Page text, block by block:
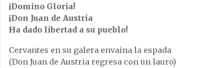
¡Domino Gloria!
¡Don Juan de Austria
Ha dado libertad a su pueblo!
Cervantes en su galera envaina la espada
(Don Juan de Austria regresa con un lauro)